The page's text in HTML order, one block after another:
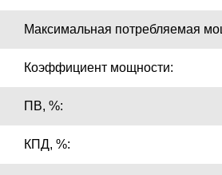
Максимальная потребляемая
Коэффициент мощности:
ПВ, %:
КПД, %: